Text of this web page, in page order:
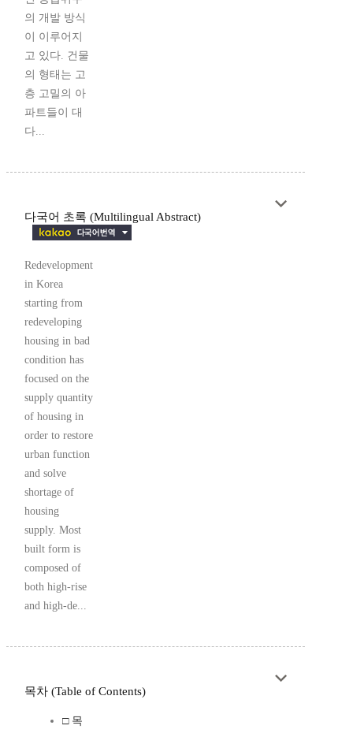
의 개발 방식
이 이루어지
고 있다. 건물
의 형태는 고
층 고밀의 아
파트들이 대
다...
다국어 초록 (Multilingual Abstract)
Redevelopment
in Korea
starting from
redeveloping
housing in bad
condition has
focused on the
supply quantity
of housing in
order to restore
urban function
and solve
shortage of
housing
supply. Most
built form is
composed of
both high-rise
and high-de...
목차 (Table of Contents)
□ 목